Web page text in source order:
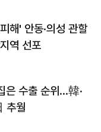
해' 안동·의성 관할
역 선포
은 수출 순위…韓·
추월